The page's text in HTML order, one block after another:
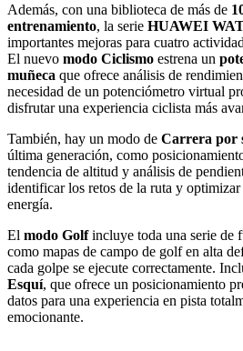
Además, con una biblioteca de más de
entrenamiento, la serie HUAWEI
importantes mejoras para cuatro
El nuevo modo Ciclismo estrena un
muñeca que ofrece análisis de
necesidad de un potenciómetro virtual
disfrutar una experiencia ciclista más
También, hay un modo de Carrera por
última generación, como
tendencia de altitud y análisis de
identificar los retos de la ruta y
energía.
El modo Golfincluye toda una serie de
como mapas de campo de golf en alta
cada golpe se ejecute correctamente.
Esquí, que ofrece un posicionamiento
datos para una experiencia en pista
emocionante.